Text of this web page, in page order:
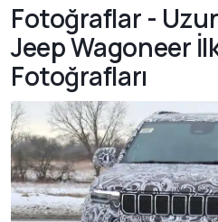
Fotoğraflar -
Jeep Wagoneer
Fotoğrafları